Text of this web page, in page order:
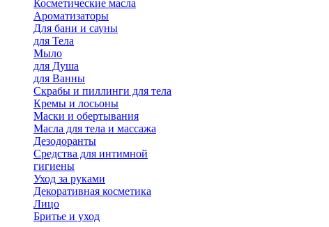
Косметические масла
Ароматизаторы
Для бани и сауны
для Тела
Мыло
для Душа
для Ванны
Скрабы и пиллинги для тела
Кремы и лосьоны
Маски и обертывания
Масла для тела и массажа
Дезодоранты
Средства для интимной
гигиены
Уход за руками
Декоративная косметика
Лицо
Бритье и уход